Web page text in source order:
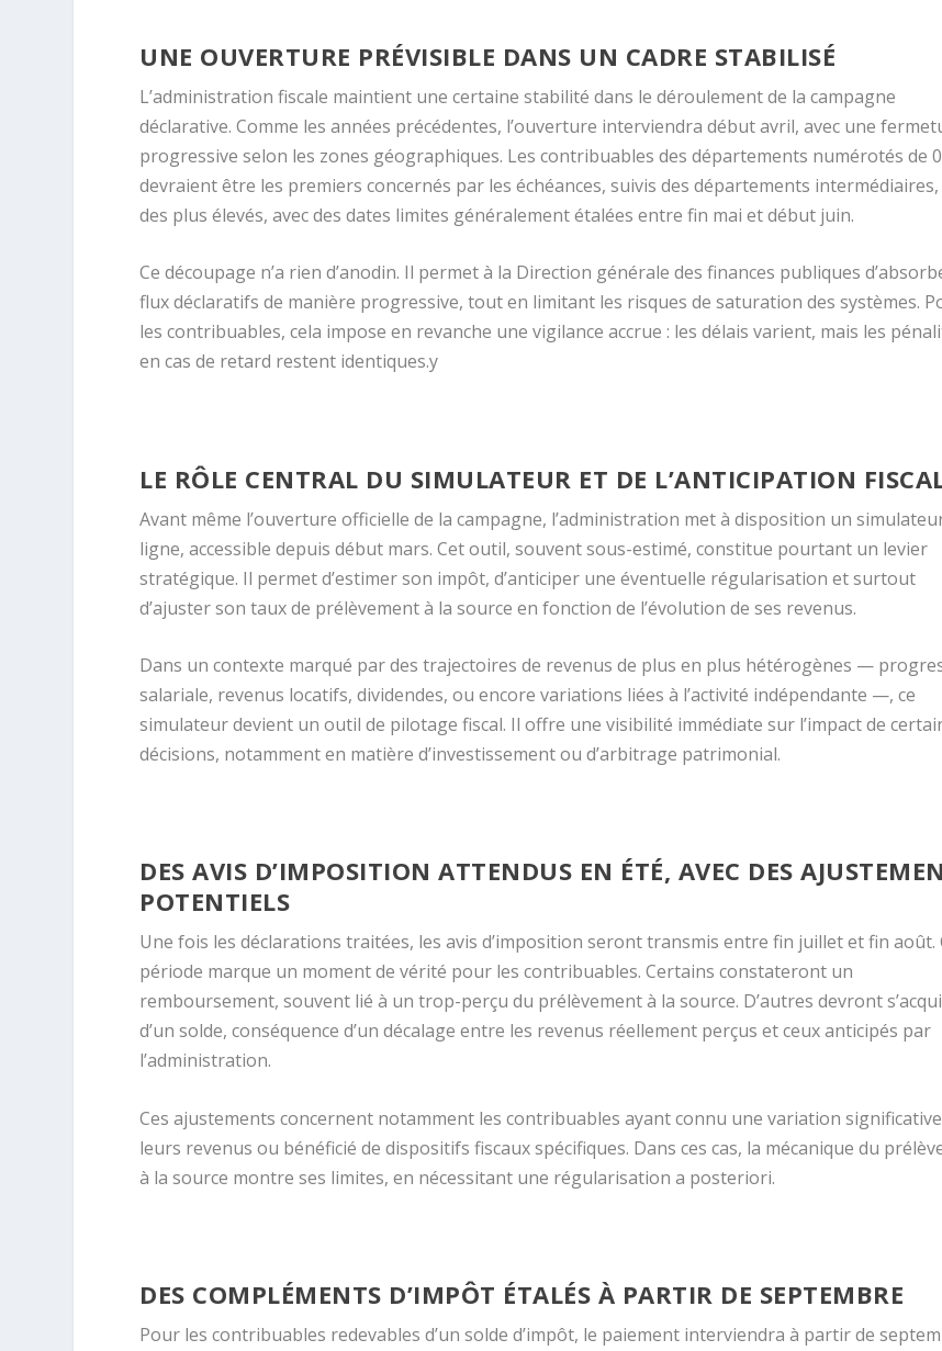
UNE OUVERTURE PRÉVISIBLE DANS UN CADRE STABILISÉ
L’administration fiscale maintient une certaine stabilité dans le déroulement de la campagne
déclarative. Comme les années précédentes, l’ouverture interviendra début avril, avec une
progressive selon les zones géographiques. Les contribuables des départements numérotés de
devraient être les premiers concernés par les échéances, suivis des départements
des plus élevés, avec des dates limites généralement étalées entre fin mai et début juin.
Ce découpage n’a rien d’anodin. Il permet à la Direction générale des finances publiques
flux déclaratifs de manière progressive, tout en limitant les risques de saturation des systèmes.
les contribuables, cela impose en revanche une vigilance accrue : les délais varient, mais les
en cas de retard restent identiques.y
LE RÔLE CENTRAL DU SIMULATEUR ET DE L’ANTICIPATION
Avant même l’ouverture officielle de la campagne, l’administration met à disposition un
ligne, accessible depuis début mars. Cet outil, souvent sous-estimé, constitue pourtant un levier
stratégique. Il permet d’estimer son impôt, d’anticiper une éventuelle régularisation et surtout
d’ajuster son taux de prélèvement à la source en fonction de l’évolution de ses revenus.
Dans un contexte marqué par des trajectoires de revenus de plus en plus hétérogènes —
salariale, revenus locatifs, dividendes, ou encore variations liées à l’activité indépendante —, ce
simulateur devient un outil de pilotage fiscal. Il offre une visibilité immédiate sur l’impact de
décisions, notamment en matière d’investissement ou d’arbitrage patrimonial.
DES AVIS D’IMPOSITION ATTENDUS EN ÉTÉ, AVEC DES
POTENTIELS
Une fois les déclarations traitées, les avis d’imposition seront transmis entre fin juillet et fin août.
période marque un moment de vérité pour les contribuables. Certains constateront un
remboursement, souvent lié à un trop-perçu du prélèvement à la source. D’autres devront
d’un solde, conséquence d’un décalage entre les revenus réellement perçus et ceux anticipés par
l’administration.
Ces ajustements concernent notamment les contribuables ayant connu une variation
leurs revenus ou bénéficié de dispositifs fiscaux spécifiques. Dans ces cas, la mécanique du
à la source montre ses limites, en nécessitant une régularisation a posteriori.
DES COMPLÉMENTS D’IMPÔT ÉTALÉS À PARTIR DE SEPTEMBRE
Pour les contribuables redevables d’un solde d’impôt, le paiement interviendra à partir de